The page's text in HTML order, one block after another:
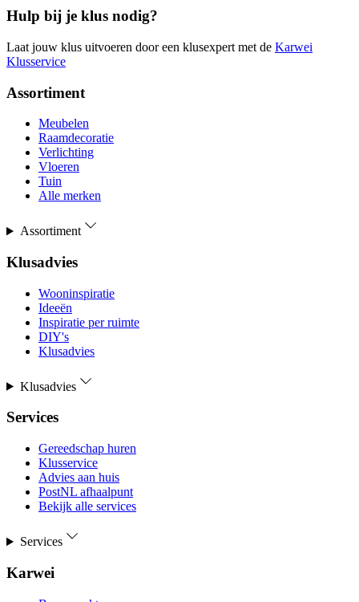
Hulp bij je klus nodig?
Laat jouw klus uitvoeren door een klusexpert met de Karwei
Klusservice
Assortiment
Meubelen
Raamdecoratie
Verlichting
Vloeren
Tuin
Alle merken
Assortiment
Klusadvies
Wooninspiratie
Ideeën
Inspiratie per ruimte
DIY's
Klusadvies
Klusadvies
Services
Gereedschap huren
Klusservice
Advies aan huis
PostNL afhaalpunt
Bekijk alle services
Services
Karwei